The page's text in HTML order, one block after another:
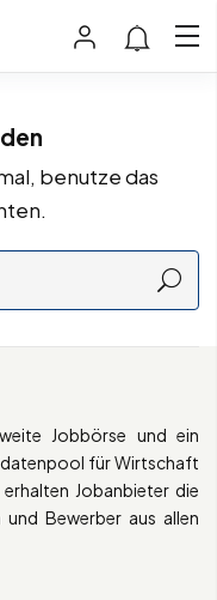
benutze das
Jobbörse und ein
für Wirtschaft
Jobanbieter die
Bewerber aus allen